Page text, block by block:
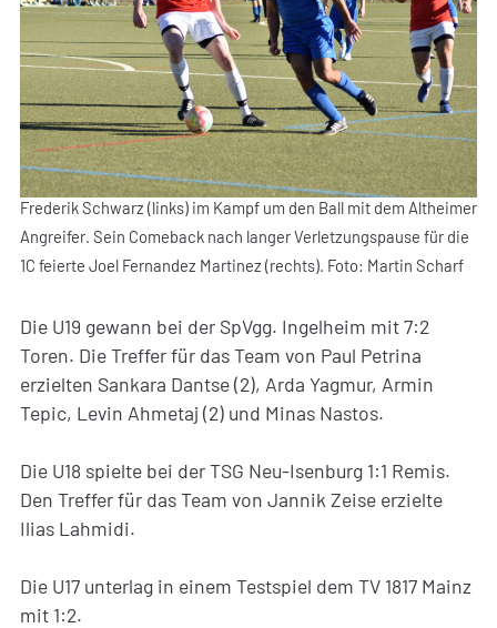
Frederik Schwarz (links) im Kampf um den Ball mit dem Altheimer
Angreifer. Sein Comeback nach langer Verletzungspause für die
1C feierte Joel Fernandez Martinez (rechts). Foto: Martin Scharf
Die U19 gewann bei der SpVgg. Ingelheim mit 7:2
Toren. Die Treffer für das Team von Paul Petrina
erzielten Sankara Dantse (2), Arda Yagmur, Armin
Tepic, Levin Ahmetaj (2) und Minas Nastos.
Die U18 spielte bei der TSG Neu-Isenburg 1:1 Remis.
Den Treffer für das Team von Jannik Zeise erzielte
Ilias Lahmidi.
Die U17 unterlag in einem Testspiel dem TV 1817 Mainz
mit 1:2.